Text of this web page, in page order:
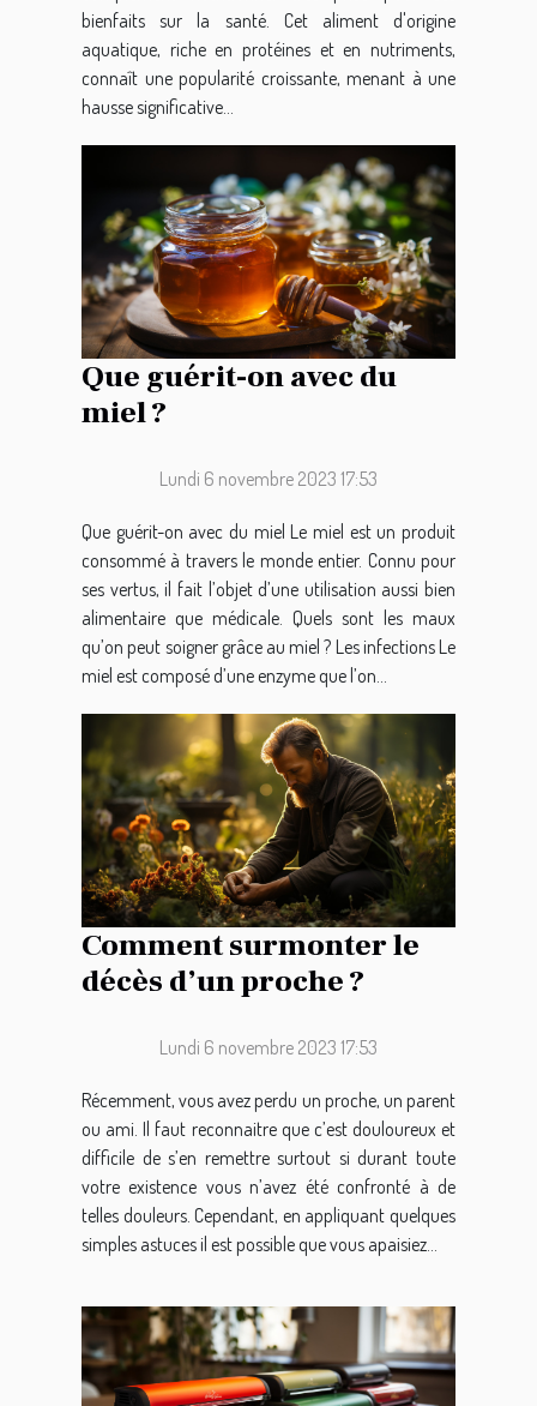
bienfaits sur la santé. Cet aliment d'origine
aquatique, riche en protéines et en nutriments,
connaît une popularité croissante, menant à une
hausse significative...
Que guérit-on avec du
miel ?
Lundi 6 novembre 2023 17:53
Que guérit-on avec du miel Le miel est un produit
consommé à travers le monde entier. Connu pour
ses vertus, il fait l’objet d’une utilisation aussi bien
alimentaire que médicale. Quels sont les maux
qu’on peut soigner grâce au miel ? Les infections Le
miel est composé d’une enzyme que l’on...
Comment surmonter le
décès d’un proche ?
Lundi 6 novembre 2023 17:53
Récemment, vous avez perdu un proche, un parent
ou ami. Il faut reconnaitre que c’est douloureux et
difficile de s’en remettre surtout si durant toute
votre existence vous n’avez été confronté à de
telles douleurs. Cependant, en appliquant quelques
simples astuces il est possible que vous apaisiez...